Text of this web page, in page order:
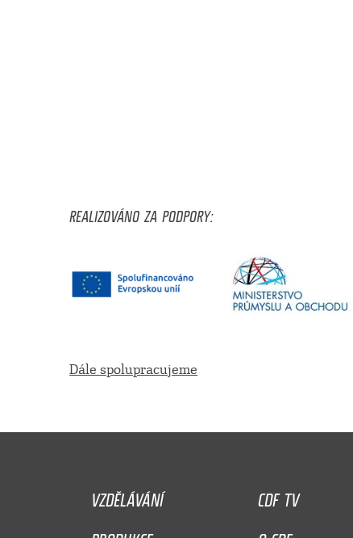
REALIZOVÁNO ZA PODPORY:
Dále spolupracujeme
VZDĚLÁVÁNÍ
CDF TV